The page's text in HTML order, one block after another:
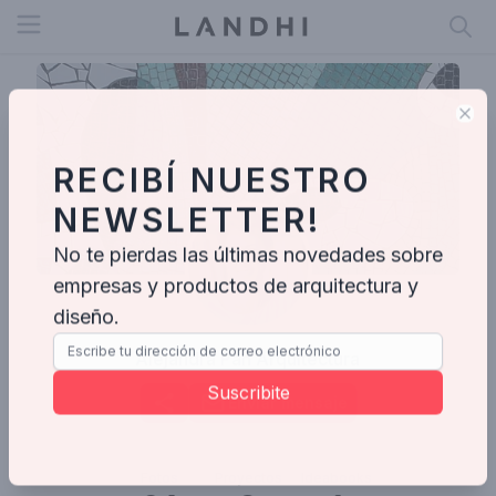
Open menu
Alejandra Pan Arquitectura
Enviar mensaje
RECIBÍ NUESTRO
NEWSLETTER!
No te pierdas las últimas novedades sobre
empresas y productos de arquitectura y
diseño.
Suscribite